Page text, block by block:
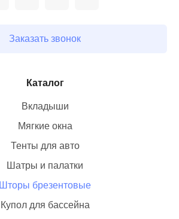
Каталог
Вкладыши
Мягкие окна
Тенты для авто
Шатры и палатки
Шторы брезентовые
Купол для бассейна
Заказать звонок